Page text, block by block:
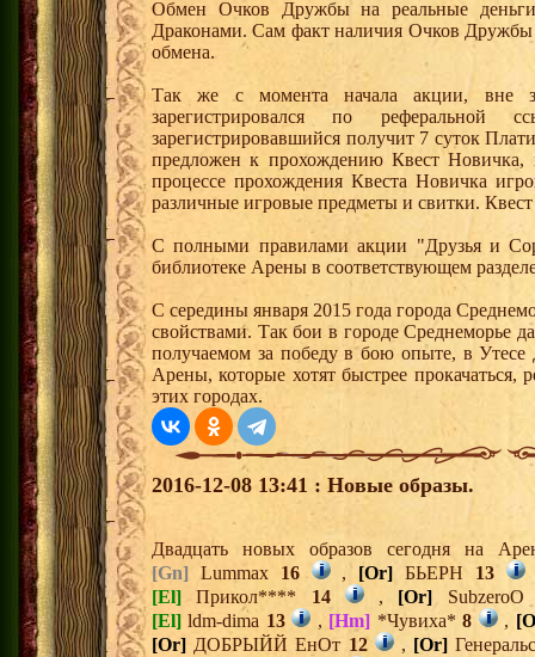
Обмен Очков Дружбы на реальные деньги
Драконами. Сам факт наличия Очков Дружбы
обмена.
Так же с момента начала акции, вне
зарегистрировался по
зарегистрировавшийся получит 7 суток
предложен к прохождению Квест
процессе прохождения Квеста Новичка
различные игровые предметы и свитки.
С полными правилами акции "Друзья и
библиотеке Арены в соответствующем
С середины января 2015 года города
свойствами. Так бои в городе Среднеморье
получаемом за победу в бою опыте, в
Арены, которые хотят быстрее прокачаться,
этих городах.
2016-12-08 13:41 : Новые образы.
Двадцать новых образов сегодня на
[Gn] Lummax 16 , [Or] БЬЕРН 13
[El] Прикол**** 14 , [Or]
[El] ldm-dima 13 , [Hm] *Чувиха*8 ,
[Or] ДОБРЫЙЙ ЕнОт 12 , [Or]